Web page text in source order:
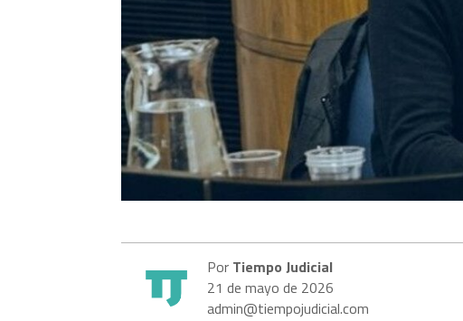
Por Tiempo Judicial
21 de mayo de 2026
admin@tiempojudicial.com